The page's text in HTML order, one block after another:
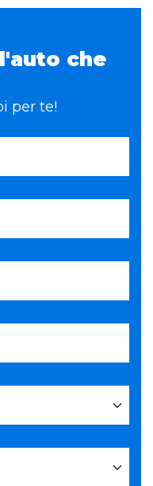
che
per te!